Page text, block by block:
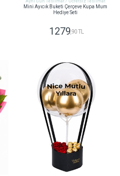
Mini Ayıcık Buketi Çerçeve Kupa Mum
Hediye Seti
1279 ,90 TL